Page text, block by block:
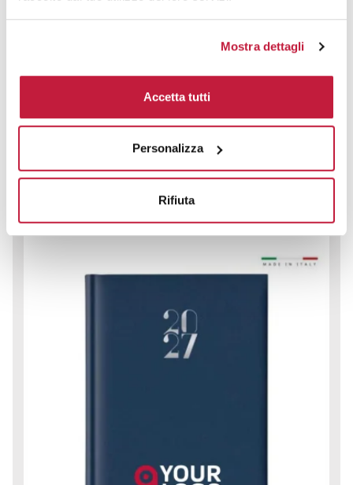
Mostra dettagli
Accetta tutti
Personalizza
Rifiuta
Maxi agenda giornaliera a4 21x29,7 sd/s
Materiale
Misure
Colori disponibili